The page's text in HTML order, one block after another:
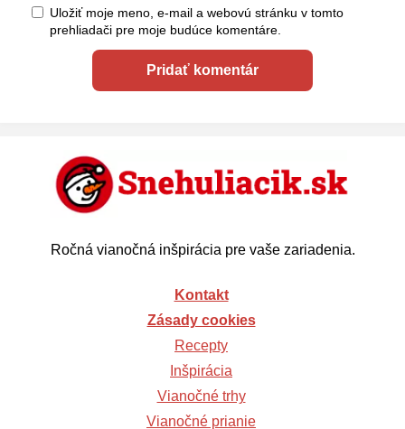
Uložiť moje meno, e-mail a webovú stránku v tomto
prehliadači pre moje budúce komentáre.
Ročná vianočná inšpirácia pre vaše zariadenia.
Kontakt
Zásady cookies
Recepty
Inšpirácia
Vianočné trhy
Vianočné prianie